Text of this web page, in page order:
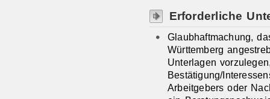
Erforderliche
Glaubhaftmachung,
Württemberg
Unterlagen
Bestätigung/
Arbeitgebers oder